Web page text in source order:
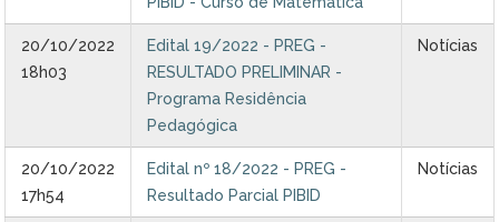
20/10/2022
18h03
Edital 19/2022 - PREG -
RESULTADO PRELIMINAR -
Programa Residência
Pedagógica
Notícias
20/10/2022
17h54
Edital nº 18/2022 - PREG -
Resultado Parcial PIBID
Notícias